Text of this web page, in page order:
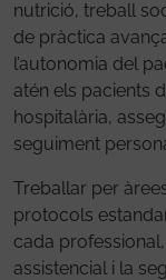
nutrició, treball
de pràctica
l’autonomia del
atén els pacients
hospitalària,
seguiment
Treballar per
protocols
cada
assistencial i la